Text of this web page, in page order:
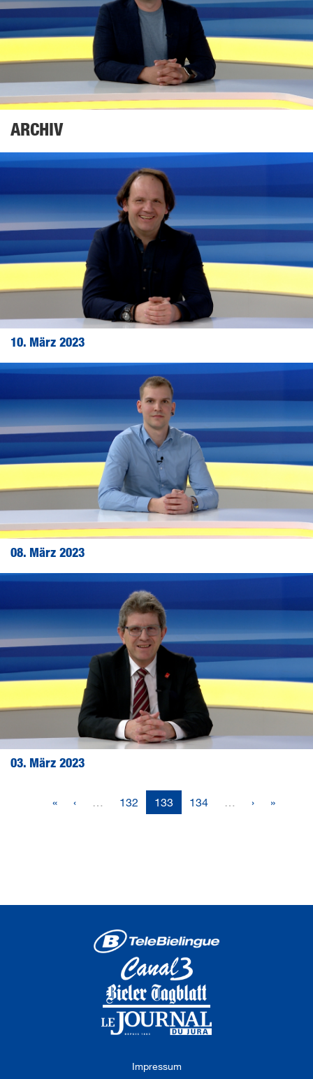
ARCHIV
10. März 2023
08. März 2023
03. März 2023
« ‹ 132 133 134 › »
Impressum